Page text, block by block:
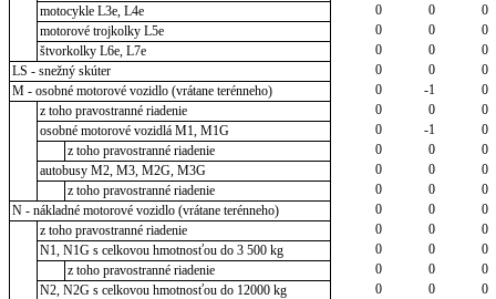
motocykle L3e, L4e
0 0
0
motorové trojkolky L5e
0 0
0
štvorkolky L6e, L7e
0 0
0
LS - snežný skúter
0 0
0
M - osobné motorové vozidlo (vrátane terénneho)
0 -1
0
z toho pravostranné riadenie
0 0
0
osobné motorové vozidlá M1, M1G
0 -1
0
z toho pravostranné riadenie
0 0
0
autobusy M2, M3, M2G, M3G
0 0
0
z toho pravostranné riadenie
0 0
0
N - nákladné motorové vozidlo (vrátane terénneho)
0 0
0
z toho pravostranné riadenie
0 0
0
N1, N1G s celkovou hmotnosťou do 3 500 kg
0 0
0
z toho pravostranné riadenie
0 0
0
N2, N2G s celkovou hmotnosťou do 12000 kg
0 0
0